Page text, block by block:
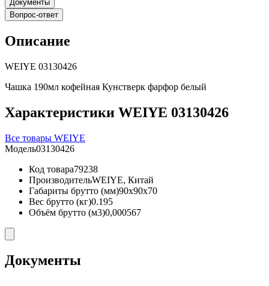
Документы
Вопрос-ответ
Описание
WEIYE 03130426
Чашка 190мл кофейная Кунстверк фарфор белый
Характеристики WEIYE 03130426
Все товары WEIYE
Модель03130426
Код товара79238
ПроизводительWEIYE, Китай
Габариты брутто (мм)90x90x70
Вес брутто (кг)0.195
Объём брутто (м3)0,000567
Документы